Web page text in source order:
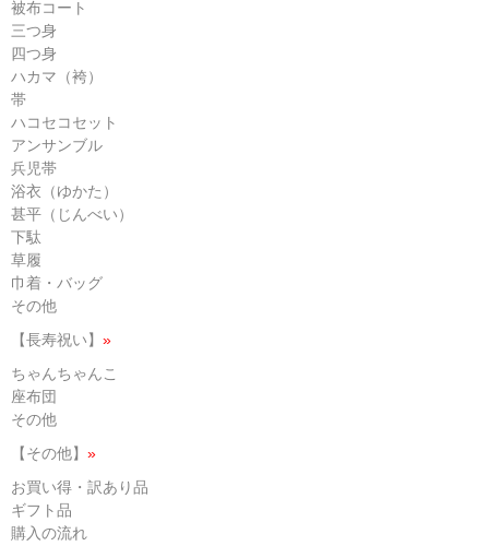
被布コート
三つ身
四つ身
ハカマ（袴）
帯
ハコセコセット
アンサンブル
兵児帯
浴衣（ゆかた）
甚平（じんべい）
下駄
草履
巾着・バッグ
その他
【長寿祝い】 »
ちゃんちゃんこ
座布団
その他
【その他】 »
お買い得・訳あり品
ギフト品
購入の流れ